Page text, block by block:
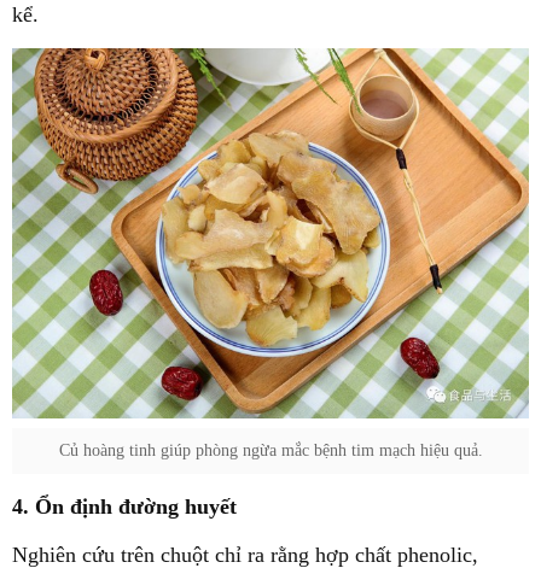
kể.
Củ hoàng tinh giúp phòng ngừa mắc bệnh tim mạch hiệu quả.
4. Ổn định đường huyết
Nghiên cứu trên chuột chỉ ra rằng hợp chất phenolic,